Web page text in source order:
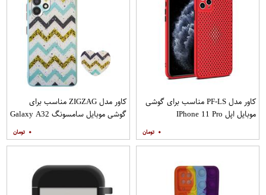
کاور مدل PF-LS مناسب برای گوشی
موبایل اپل IPhone 11 Pro
۰
کاور مدل ZIGZAG مناسب برای
گوشی موبایل سامسونگ Galaxy A32
۰